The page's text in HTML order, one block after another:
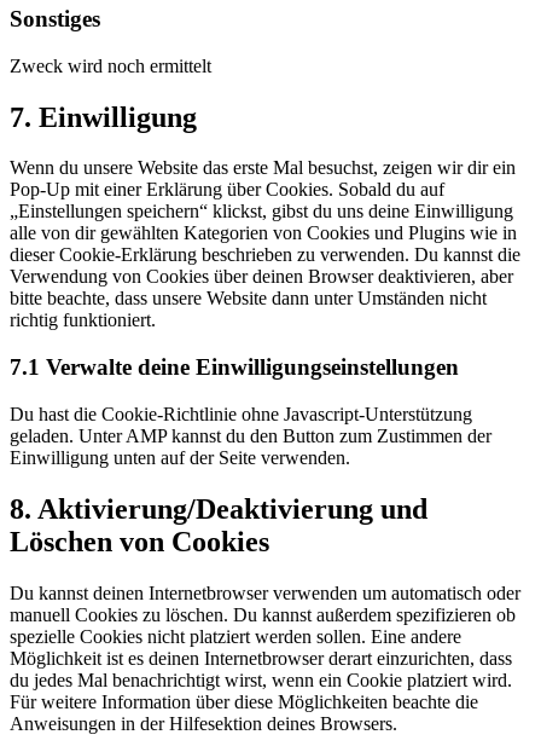
wordpress
Sonstiges
Zweck wird noch ermittelt
Consent
to
sonstiges
7. Einwilligung
Wenn du unsere Website das erste Mal besuchst, zeigen wir dir ein
Pop-Up mit einer Erklärung über Cookies. Sobald du auf
„Einstellungen speichern“ klickst, gibst du uns deine Einwilligung
alle von dir gewählten Kategorien von Cookies und Plugins wie in
dieser Cookie-Erklärung beschrieben zu verwenden. Du kannst die
Verwendung von Cookies über deinen Browser deaktivieren, aber
bitte beachte, dass unsere Website dann unter Umständen nicht
richtig funktioniert.
7.1 Verwalte deine Einwilligungseinstellungen
Du hast die Cookie-Richtlinie ohne Javascript-Unterstützung
geladen. Unter AMP kannst du den Button zum Zustimmen der
Einwilligung unten auf der Seite verwenden.
8. Aktivierung/Deaktivierung und
Löschen von Cookies
Du kannst deinen Internetbrowser verwenden um automatisch oder
manuell Cookies zu löschen. Du kannst außerdem spezifizieren ob
spezielle Cookies nicht platziert werden sollen. Eine andere
Möglichkeit ist es deinen Internetbrowser derart einzurichten, dass
du jedes Mal benachrichtigt wirst, wenn ein Cookie platziert wird.
Für weitere Information über diese Möglichkeiten beachte die
Anweisungen in der Hilfesektion deines Browsers.